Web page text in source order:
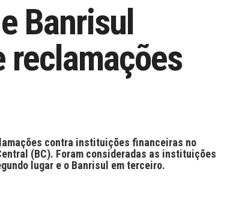
Banrisul
reclamações
contra instituições financeiras no
(BC). Foram consideradas as instituições
lugar e o Banrisul em terceiro.